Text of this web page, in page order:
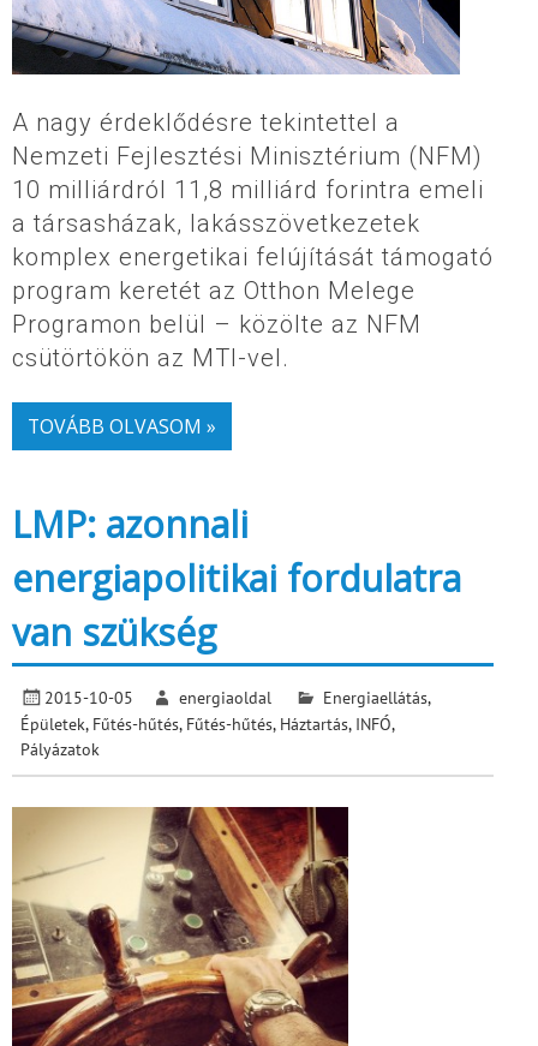
A nagy érdeklődésre tekintettel a
Nemzeti Fejlesztési Minisztérium (NFM)
10 milliárdról 11,8 milliárd forintra emeli
a társasházak, lakásszövetkezetek
komplex energetikai felújítását támogató
program keretét az Otthon Melege
Programon belül – közölte az NFM
csütörtökön az MTI-vel.
TOVÁBB OLVASOM »
LMP: azonnali
energiapolitikai fordulatra
van szükség
2015-10-05 energiaoldal Energiaellátás,
Épületek, Fűtés-hűtés, Fűtés-hűtés, Háztartás, INFÓ,
Pályázatok